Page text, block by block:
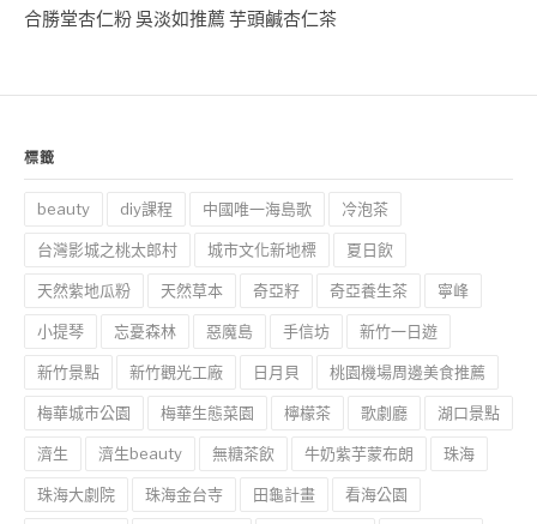
合勝堂杏仁粉 吳淡如推薦 芋頭鹹杏仁茶
標籤
beauty diy課程 中國唯一海島歌 冷泡茶
台灣影城之桃太郎村 城市文化新地標 夏日飲
天然紫地瓜粉 天然草本 奇亞籽 奇亞養生茶 寧峰
小提琴 忘憂森林 惡魔島 手信坊 新竹一日遊
新竹景點 新竹觀光工廠 日月貝 桃園機場周邊美食推薦
梅華城市公園 梅華生態菜園 檸檬茶 歌劇廳 湖口景點
濟生 濟生beauty 無糖茶飲 牛奶紫芋蒙布朗 珠海
珠海大劇院 珠海金台寺 田龜計畫 看海公園